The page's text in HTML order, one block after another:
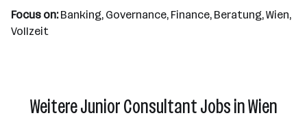
Focus on:Banking, Governance, Finance, Beratung, Wien,
Vollzeit
Weitere Junior Consultant Jobs in Wien